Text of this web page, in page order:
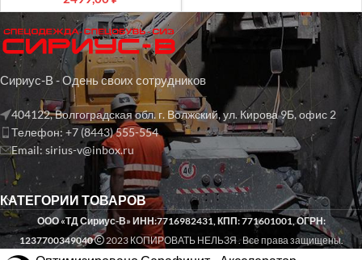
Сириус-В - Одень своих сотрудников
404122, Волгоградская обл. г. Волжский, ул. Кирова 9Б, офис 2
Телефон: +7 (8443) 555-554
Email: sirius-v@inbox.ru
КАТЕГОРИИ ТОВАРОВ
ООО «ТД Сириус-В» ИНН:7716982431, КПП: 771601001, ОГРН:
1237700349040
2023 КОПИРОВАТЬ НЕЛЬЗЯ . Все права защищены.